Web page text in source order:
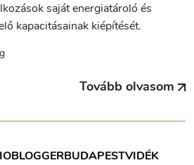
saját energiatároló és
kapacitásainak kiépítését.
Tovább olvasom
BUDAPESTVIDÉK